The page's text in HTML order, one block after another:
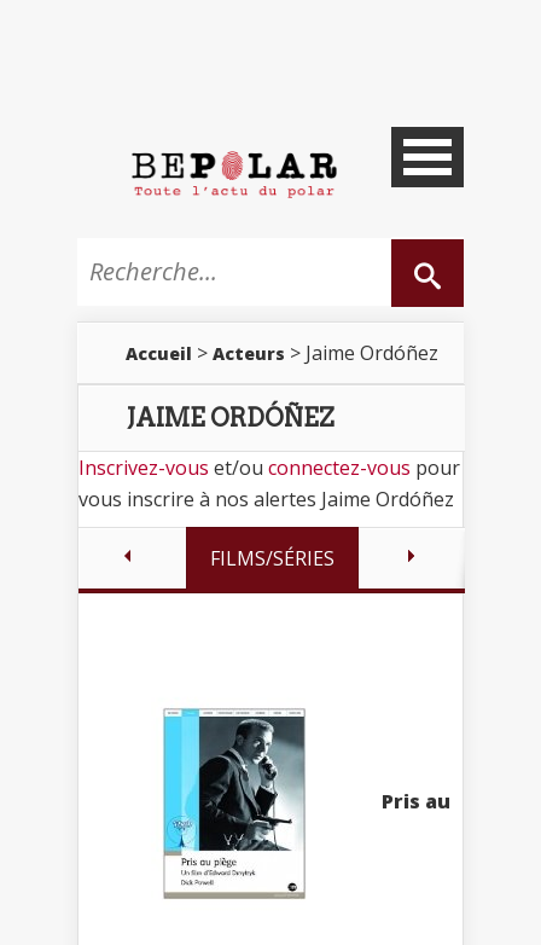
Accueil > Acteurs > Jaime Ordóñez
JAIME ORDÓÑEZ
Inscrivez-vous et/ou connectez-vous pour
vous inscrire à nos alertes Jaime Ordóñez
FILMS/SÉRIES
Pris au